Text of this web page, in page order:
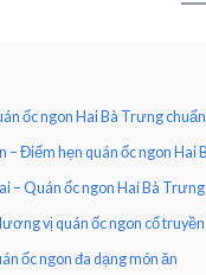
ốc ngon Hai Bà Trưng
– Điểm hẹn quán ốc ngon Hai
– Quán ốc ngon Hai Bà
vị quán ốc ngon cổ truyền
ốc ngon đa dạng món ăn